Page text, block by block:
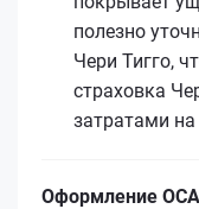
полезно
Чери Тигго,
страховка
затратами
Оформление